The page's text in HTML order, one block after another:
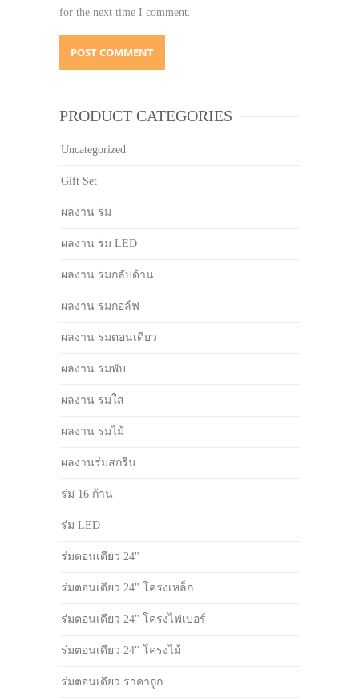
for the next time I comment.
PRODUCT CATEGORIES
Uncategorized
Gift Set
ผลงาน ร่ม
ผลงาน ร่ม LED
ผลงาน ร่มกลับด้าน
ผลงาน ร่มกอล์ฟ
ผลงาน ร่มตอนเดียว
ผลงาน ร่มพับ
ผลงาน ร่มใส
ผลงาน ร่มไม้
ผลงานร่มสกรีน
ร่ม 16 ก้าน
ร่ม LED
ร่มตอนเดียว 24"
ร่มตอนเดียว 24" โครงเหล็ก
ร่มตอนเดียว 24" โครงไฟเบอร์
ร่มตอนเดียว 24" โครงไม้
ร่มตอนเดียว ราคาถูก